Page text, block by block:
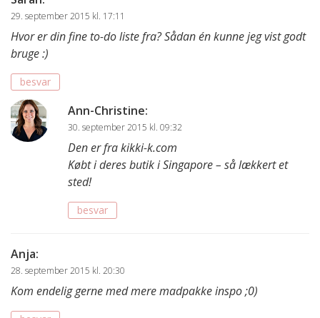
29. september 2015 kl. 17:11
Hvor er din fine to-do liste fra? Sådan én kunne jeg vist godt
bruge :)
besvar
Ann-Christine:
30. september 2015 kl. 09:32
Den er fra kikki-k.com
Købt i deres butik i Singapore – så lækkert et
sted!
besvar
Anja:
28. september 2015 kl. 20:30
Kom endelig gerne med mere madpakke inspo ;0)